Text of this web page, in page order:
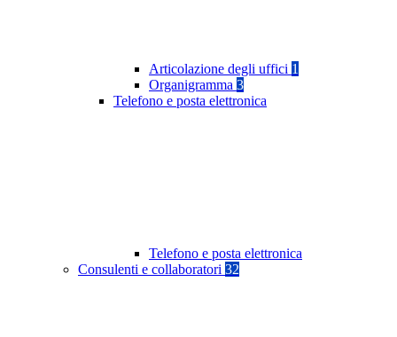
Articolazione degli uffici 1
Organigramma 3
Telefono e posta elettronica
Telefono e posta elettronica
Consulenti e collaboratori 32